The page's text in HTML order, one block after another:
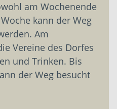
am Wochenende
kann der Weg
Am
Vereine des Dorfes
und Trinken. Bis
der Weg besucht